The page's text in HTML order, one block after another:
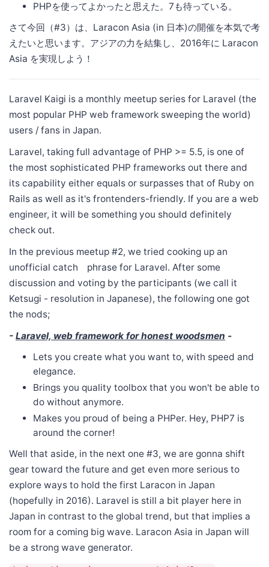
PHPを使ってよかったと思えた。7も待っている。
さて今回（#3）は、Laracon Asia (in 日本)の開催を本気で考
えたいと思います。アジアの力を結集し、2016年に Laracon
Asia を実現しよう！
Laravel Kaigi is a monthly meetup series for Laravel (the
most popular PHP web framework sweeping the world)
users / fans in Japan.
Laravel, taking full advantage of PHP >= 5.5, is one of
the most sophisticated PHP frameworks out there and
its capability either equals or surpasses that of Ruby on
Rails as well as it's frontenders-friendly. If you are a web
engineer, it will be something you should definitely
check out.
In the previous meetup #2, we tried cooking up an
unofficial catch phrase for Laravel. After some
discussion and voting by the participants (we call it
Ketsugi - resolution in Japanese), the following one got
the nods;
- Laravel, web framework for honest woodsmen -
Lets you create what you want to, with speed and
elegance.
Brings you quality toolbox that you won't be able to
do without anymore.
Makes you proud of being a PHPer. Hey, PHP7 is
around the corner!
Well that aside, in the next one #3, we are gonna shift
gear toward the future and get even more serious to
explore ways to hold the first Laracon in Japan
(hopefully in 2016). Laravel is still a bit player here in
Japan in contrast to the global trend, but that implies a
room for a coming big wave. Laracon Asia in Japan will
be a strong wave generator.